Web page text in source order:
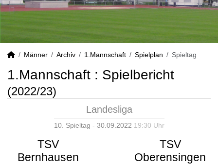
Männer Archiv 1.Mannschaft Spielplan Spieltag
1.Mannschaft : Spielbericht
(2022/23)
Landesliga
10. Spieltag - 30.09.2022 19:30 Uhr
TSV
Bernhausen
TSV
Oberensingen